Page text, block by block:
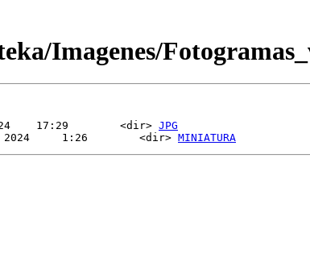
Imagenes/
17:29        <dir> JPG
2024     1:26        <dir> MINIATURA